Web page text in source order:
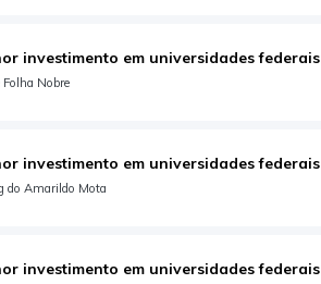
investimento em universidades federais
Nobre
investimento em universidades federais
do Amarildo Mota
investimento em universidades federais